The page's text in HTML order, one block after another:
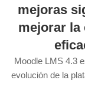
mejoras
mejorar la
Moodle LMS 4.3
evolución de la